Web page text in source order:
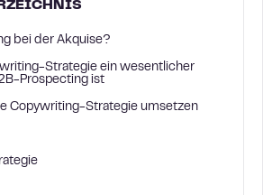
bei der Akquise?
Strategie ein wesentlicher
Prospecting ist
Copywriting-Strategie umsetzen